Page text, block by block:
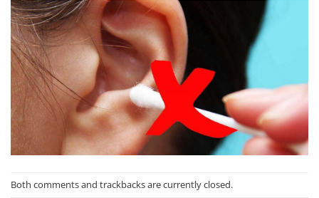
Both comments and trackbacks are currently closed.